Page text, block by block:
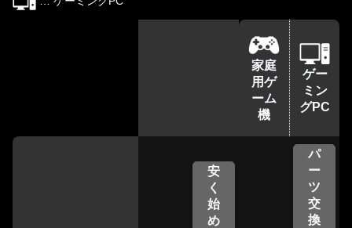
家庭
用ゲ
ーム
機
ゲー
ミン
グPC
安
く
始
め
パ
ー
ツ
交
換